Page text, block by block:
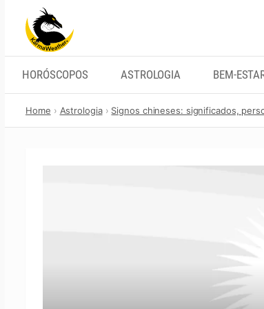
content
HORÓSCOPOS ASTROLOGIA BEM-
Home Astrologia Signos chineses: significados,